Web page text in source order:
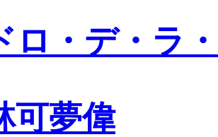
ロ・デ・ラ
可夢偉